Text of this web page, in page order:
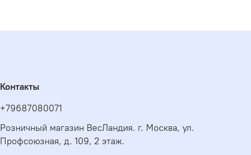
Контакты
+79687080071
Розничный магазин ВесЛандия. г. Москва, ул.
Профсоюзная, д. 109, 2 этаж.